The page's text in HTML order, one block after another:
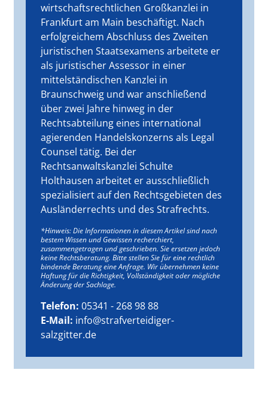
wirtschaftsrechtlichen Großkanzlei in
Frankfurt am Main beschäftigt. Nach
erfolgreichem Abschluss des Zweiten
juristischen Staatsexamens arbeitete er
als juristischer Assessor in einer
mittelständischen Kanzlei in
Braunschweig und war anschließend
über zwei Jahre hinweg in der
Rechtsabteilung eines international
agierenden Handelskonzerns als Legal
Counsel tätig. Bei der
Rechtsanwaltskanzlei Schulte
Holthausen arbeitet er ausschließlich
spezialisiert auf den Rechtsgebieten des
Ausländerrechts und des Strafrechts.
*Hinweis: Die Informationen in diesem Artikel sind nach
bestem Wissen und Gewissen recherchiert,
zusammengetragen und geschrieben. Sie ersetzen jedoch
keine Rechtsberatung. Bitte stellen Sie für eine rechtlich
bindende Beratung eine Anfrage. Wir übernehmen keine
Haftung für die Richtigkeit, Vollständigkeit oder mögliche
Änderung der Sachlage.
Telefon: 05341 - 268 98 88
E-Mail: info@strafverteidiger-
salzgitter.de